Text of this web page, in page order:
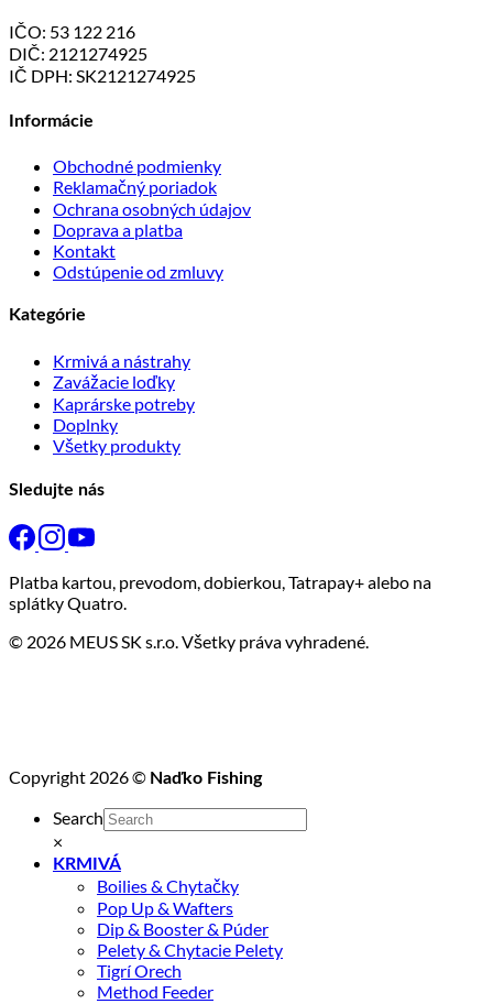
IČO: 53 122 216
DIČ: 2121274925
IČ DPH: SK2121274925
Informácie
Obchodné podmienky
Reklamačný poriadok
Ochrana osobných údajov
Doprava a platba
Kontakt
Odstúpenie od zmluvy
Kategórie
Krmivá a nástrahy
Zavážacie loďky
Kaprárske potreby
Doplnky
Všetky produkty
Sledujte nás
Platba kartou, prevodom, dobierkou, Tatrapay+ alebo na
splátky Quatro.
© 2026 MEUS SK s.r.o. Všetky práva vyhradené.
Copyright 2026 © Naďko Fishing
Search
×
KRMIVÁ
Boilies & Chytačky
Pop Up & Wafters
Dip & Booster & Púder
Pelety & Chytacie Pelety
Tigrí Orech
Method Feeder